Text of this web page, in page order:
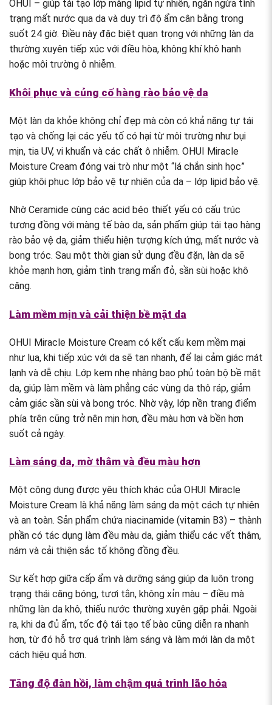
OHUI – giúp tái tạo lớp màng lipid tự nhiên, ngăn ngừa tình
trạng mất nước qua da và duy trì độ ẩm cân bằng trong
suốt 24 giờ. Điều này đặc biệt quan trọng với những làn da
thường xuyên tiếp xúc với điều hòa, không khí khô hanh
hoặc môi trường ô nhiễm.
Khôi phục và củng cố hàng rào bảo vệ da
Một làn da khỏe không chỉ đẹp mà còn có khả năng tự tái
tạo và chống lại các yếu tố có hại từ môi trường như bụi
mịn, tia UV, vi khuẩn và các chất ô nhiễm. OHUI Miracle
Moisture Cream đóng vai trò như một “lá chắn sinh học”
giúp khôi phục lớp bảo vệ tự nhiên của da – lớp lipid bảo vệ.
Nhờ Ceramide cùng các acid béo thiết yếu có cấu trúc
tương đồng với màng tế bào da, sản phẩm giúp tái tạo hàng
rào bảo vệ da, giảm thiểu hiện tượng kích ứng, mất nước và
bong tróc. Sau một thời gian sử dụng đều đặn, làn da sẽ
khỏe mạnh hơn, giảm tình trạng mẩn đỏ, sần sùi hoặc khô
căng.
Làm mềm mịn và cải thiện bề mặt da
OHUI Miracle Moisture Cream có kết cấu kem mềm mại
như lụa, khi tiếp xúc với da sẽ tan nhanh, để lại cảm giác mát
lạnh và dễ chịu. Lớp kem nhẹ nhàng bao phủ toàn bộ bề mặt
da, giúp làm mềm và làm phẳng các vùng da thô ráp, giảm
cảm giác sần sùi và bong tróc. Nhờ vậy, lớp nền trang điểm
phía trên cũng trở nên mịn hơn, đều màu hơn và bền hơn
suốt cả ngày.
Làm sáng da, mờ thâm và đều màu hơn
Một công dụng được yêu thích khác của OHUI Miracle
Moisture Cream là khả năng làm sáng da một cách tự nhiên
và an toàn. Sản phẩm chứa niacinamide (vitamin B3) – thành
phần có tác dụng làm đều màu da, giảm thiểu các vết thâm,
nám và cải thiện sắc tố không đồng đều.
Sự kết hợp giữa cấp ẩm và dưỡng sáng giúp da luôn trong
trạng thái căng bóng, tươi tắn, không xỉn màu – điều mà
những làn da khô, thiếu nước thường xuyên gặp phải. Ngoài
ra, khi da đủ ẩm, tốc độ tái tạo tế bào cũng diễn ra nhanh
hơn, từ đó hỗ trợ quá trình làm sáng và làm mới làn da một
cách hiệu quả hơn.
Tăng độ đàn hồi, làm chậm quá trình lão hóa